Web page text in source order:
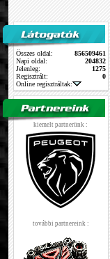
Összes oldal:
856509461
Napi oldal:
204832
Jelenleg:
1275
Regisztrált:
0
Online regisztráltak:
kiemelt partnerünk :
további partnereink :